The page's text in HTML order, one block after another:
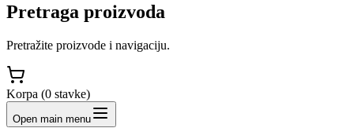
Pretraga proizvoda
Pretražite proizvode i navigaciju.
Korpa (0 stavke)
Open main menu